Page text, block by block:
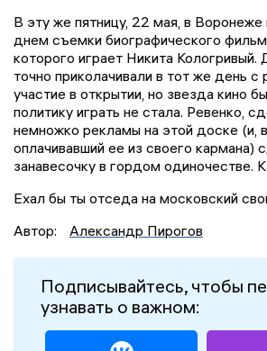
В эту же пятницу, 22 мая, в
днем съемки биографического
которого играет Никита
точно приколачивали в тот же день с
участие в открытии, но звезда кино
политику играть не стала. Ревенко,
немножко рекламы на этой доске (и,
оплачивавший ее из своего кармана)
занавесочку в гордом одиночестве.
Ехал бы ты отседа на московский
Автор:
Александр Пирогов
Подписывайтесь, чтобы
узнавать о важном: